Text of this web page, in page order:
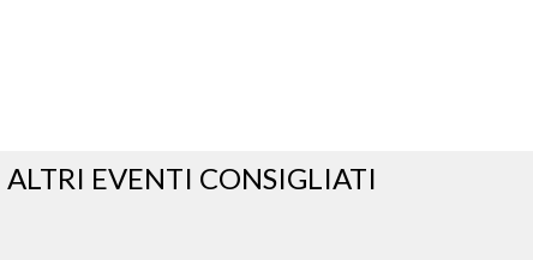
ALTRI EVENTI CONSIGLIATI